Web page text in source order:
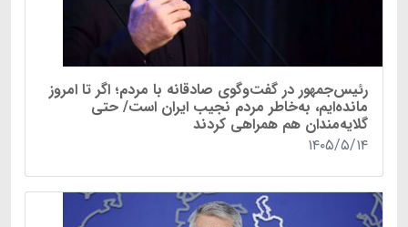
رئیس‌جمهور در گفت‌وگوی صادقانه با مردم؛ اگر تا امروز
مانده‌ایم، به‌خاطر مردم نجیب ایران است/ حتی
گلایه‌مندان هم همراهی کردند
۱۴۰۵/۵/۱۴